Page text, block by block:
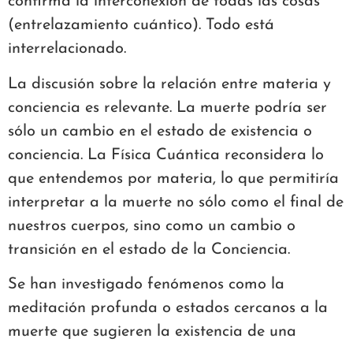
(entrelazamiento cuántico). Todo está
interrelacionado.
La discusión sobre la relación entre materia y
conciencia es relevante. La muerte podría ser
sólo un cambio en el estado de existencia o
conciencia. La Física Cuántica reconsidera lo
que entendemos por materia, lo que permitiría
interpretar a la muerte no sólo como el final de
nuestros cuerpos, sino como un cambio o
transición en el estado de la Conciencia.
Se han investigado fenómenos como la
meditación profunda o estados cercanos a la
muerte que sugieren la existencia de una